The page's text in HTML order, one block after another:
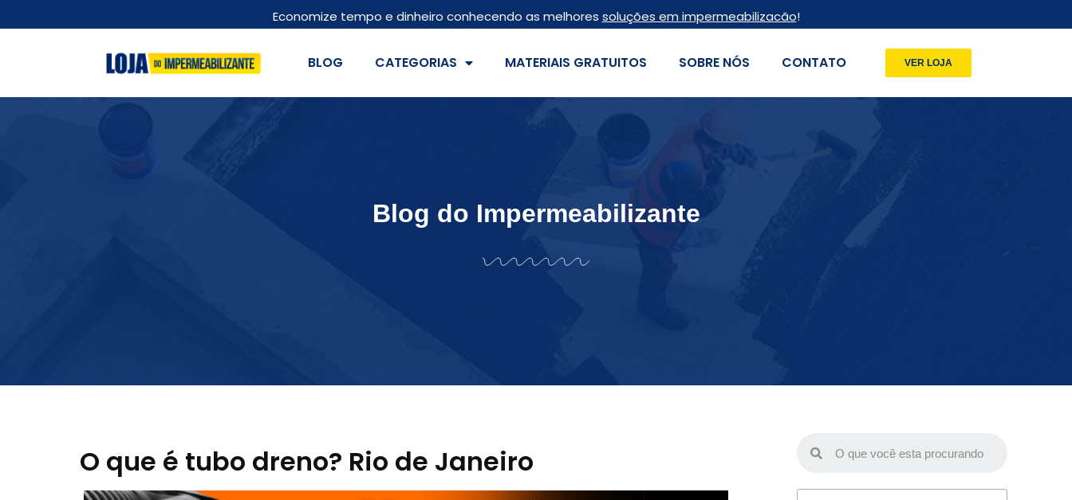
Economize tempo e dinheiro conhecendo as melhores soluções em impermeabilizacão!
BLOG CATEGORIAS MATERIAIS GRATUITOS SOBRE NÓS CONTATO VER LOJA
Blog do Impermeabilizante
O que é tubo dreno? Rio de Janeiro